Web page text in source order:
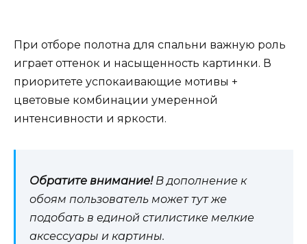
При отборе полотна для спальни важную роль
играет оттенок и насыщенность картинки. В
приоритете успокаивающие мотивы +
цветовые комбинации умеренной
интенсивности и яркости.
Обратите внимание!В дополнение к
обоям пользователь может тут же
подобать в единой стилистике мелкие
аксессуары и картины.